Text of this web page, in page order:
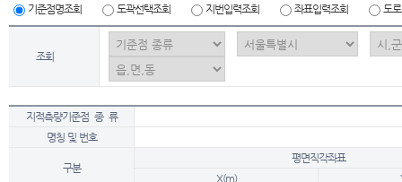
기준점명조회 도곽선택조회 지번입력조회 좌표입력조회 도
조회
지적측량기준점 종 류
명칭 및 번호
구분
평면직각좌표
X(m)